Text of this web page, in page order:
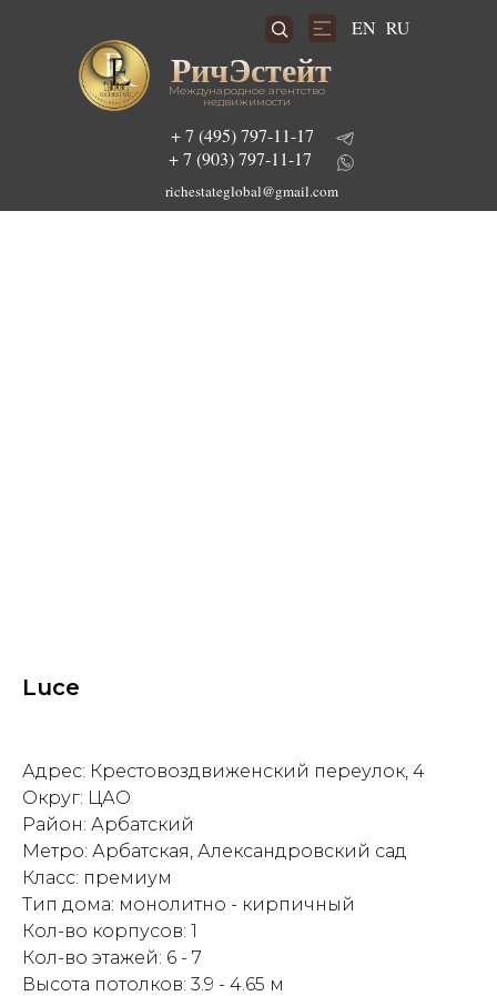
Международное агентство
недвижимости
РичЭстейт
+ 7 (903) 797-11-17
+ 7 (495) 797-11-17
richestateglobal@gmail.com
EN RU
Luce
Адрес: Крестовоздвиженский переулок, 4
Округ: ЦАО
Район: Арбатский
Метро: Арбатская, Александровский сад
Класс: премиум
Тип дома: монолитно - кирпичный
Кол-во корпусов: 1
Кол-во этажей: 6 - 7
Высота потолков: 3.9 - 4.65 м